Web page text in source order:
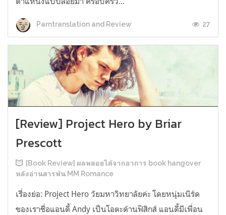
Parntranslation and Review 27
[Review] Project Hero by Briar
Prescott
[Book Review] ผลพลอยได้จากอาการ book hangover
หลังอ่านสารพัน MM Romance
เรื่องย่อ: Project Hero วัยมหาวิทยาลัยค่ะ โดยหนุ่มเนิร์ด
ของเราชื่อแอนดี้ Andy เป็นโอตะด้านฟิสิกส์ แอนดี้มีเพื่อน